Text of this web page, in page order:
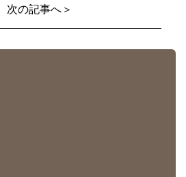
次の記事へ＞